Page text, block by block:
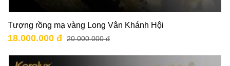
Tượng rồng mạ vàng Long Vân Khánh Hội
18.000.000 đ 20.000.000 đ